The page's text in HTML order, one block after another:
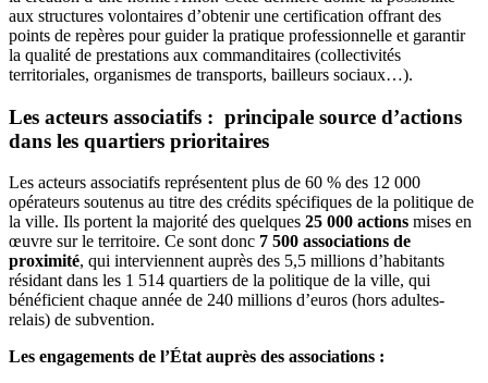
aux structures volontaires d’obtenir une certification offrant des
points de repères pour guider la pratique professionnelle et garantir
la qualité de prestations aux commanditaires (collectivités
territoriales, organismes de transports, bailleurs sociaux…).
Les acteurs associatifs : principale source d’actions
dans les quartiers prioritaires
Les acteurs associatifs représentent plus de 60 % des 12 000
opérateurs soutenus au titre des crédits spécifiques de la politique de
la ville. Ils portent la majorité des quelques 25 000 actions mises en
œuvre sur le territoire. Ce sont donc 7 500 associations de
proximité, qui interviennent auprès des 5,5 millions d’habitants
résidant dans les 1 514 quartiers de la politique de la ville, qui
bénéficient chaque année de 240 millions d’euros (hors adultes-
relais) de subvention.
Les engagements de l’État auprès des associations :